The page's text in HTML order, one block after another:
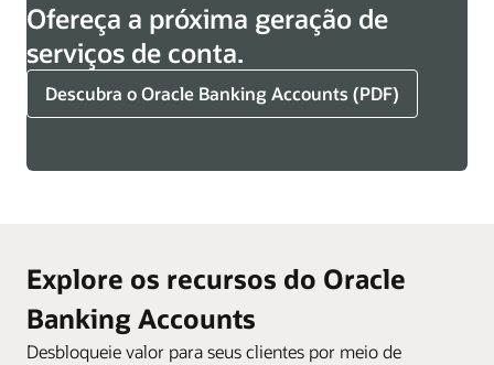
Ofereça a próxima geração de
serviços de conta.
Descubra o Oracle Banking Accounts (PDF)
Explore os recursos do Oracle
Banking Accounts
Desbloqueie valor para seus clientes por meio de